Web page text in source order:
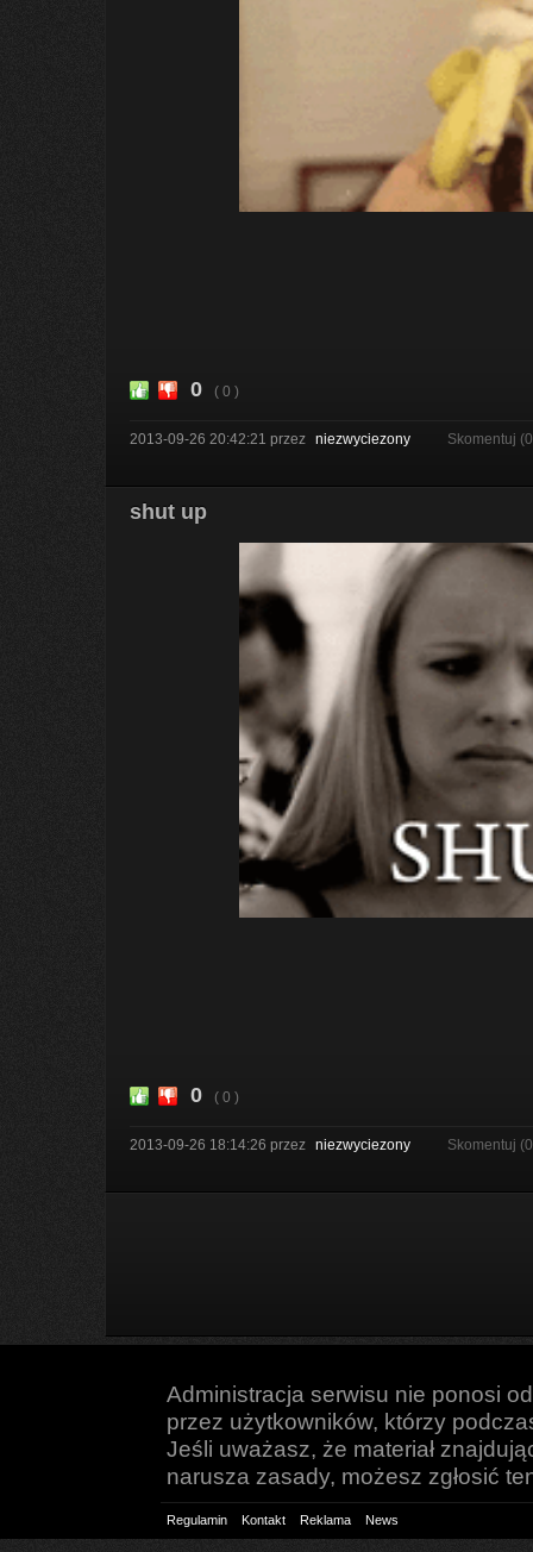
0 ( 0 )
2013-09-26 20:42:21 przez niezwyciezony Skomentuj
shut up
0 ( 0 )
2013-09-26 18:14:26 przez niezwyciezony Skomentuj
Administracja serwisu nie ponosi
przez użytkowników, którzy
Jeśli uważasz, że materiał
narusza zasady, możesz zgłosić
Regulamin Kontakt Reklama News